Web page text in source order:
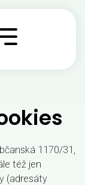
1170/31,
též jen
(adresáty